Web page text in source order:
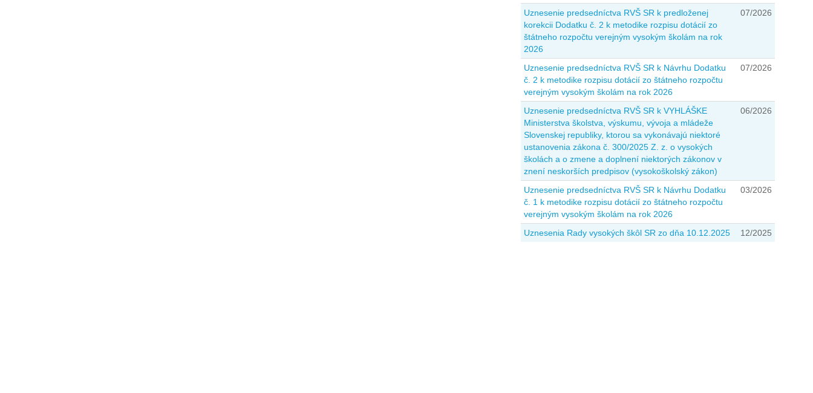
Uznesenie predsedníctva RVŠ SR k predloženej
korekcii Dodatku č. 2 k metodike rozpisu dotácií zo
štátneho rozpočtu verejným vysokým školám na rok
2026
07/2026
Uznesenie predsedníctva RVŠ SR k Návrhu Dodatku
č. 2 k metodike rozpisu dotácií zo štátneho rozpočtu
verejným vysokým školám na rok 2026
07/2026
Uznesenie predsedníctva RVŠ SR k VYHLÁŠKE
Ministerstva školstva, výskumu, vývoja a mládeže
Slovenskej republiky, ktorou sa vykonávajú niektoré
ustanovenia zákona č. 300/2025 Z. z. o vysokých
školách a o zmene a doplnení niektorých zákonov v
znení neskorších predpisov (vysokoškolský zákon)
06/2026
Uznesenie predsedníctva RVŠ SR k Návrhu Dodatku
č. 1 k metodike rozpisu dotácií zo štátneho rozpočtu
verejným vysokým školám na rok 2026
03/2026
Uznesenia Rady vysokých škôl SR zo dňa 10.12.2025 12/2025